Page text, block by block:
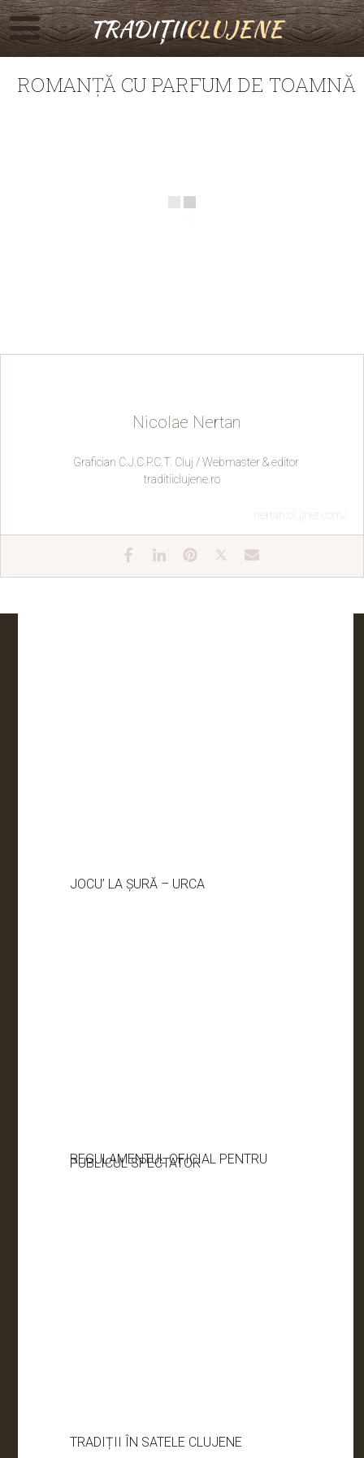
TRADIȚIICLUJENE
ROMANȚĂ CU PARFUM DE TOAMNĂ
Nicolae Nertan
Grafician C.J.C.P.C.T. Cluj / Webmaster & editor
traditiiclujene.ro
nertan.clujnet.com/
JOCU’ LA ȘURĂ – URCA
REGULAMENTUL OFICIAL PENTRU
PUBLICUL SPECTATOR
TRADIȚII ÎN SATELE CLUJENE